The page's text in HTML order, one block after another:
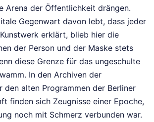
Arena der Öffentlichkeit drängen.
Gegenwart davon lebt, dass jeder
erklärt, blieb hier die
der Person und der Maske stets
diese Grenze für das ungeschulte
In den Archiven der
den alten Programmen der Berliner
finden sich Zeugnisse einer Epoche,
noch mit Schmerz verbunden war.